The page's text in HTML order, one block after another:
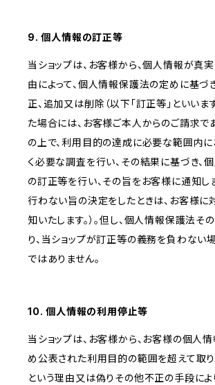
9. 個人情報の訂正等
当ショップは、お客様から、個人情報が真
由によって、個人情報保護法の定めに基づ
正、追加又は削除（以下「訂正等」といいま
た場合には、お客様ご本人からのご請求で
の上で、利用目的の達成に必要な範囲内に
く必要な調査を行い、その結果に基づき、
の訂正等を行い、その旨をお客様に通知し
行わない旨の決定をしたときは、お客様に
知いたします。）。但し、個人情報保護法そ
り、当ショップが訂正等の義務を負わない
ではありません。
10. 個人情報の利用停止等
当ショップは、お客様から、お客様の個人情
め公表された利用目的の範囲を超えて取
という理由又は偽りその他不正の手段に